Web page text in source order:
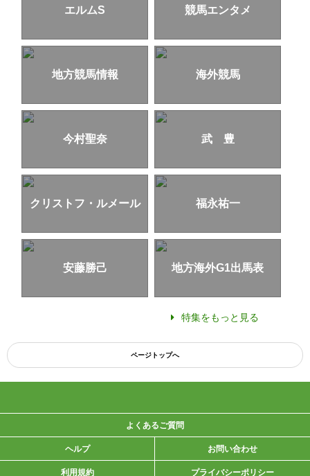
エルムS 競馬エンタメ
地方競馬情報 海外競馬
今村聖奈 武 豊
クリストフ・ルメール 福永祐一
安藤勝己 地方海外G1出馬表
特集をもっと見る
ページトップへ
よくあるご質問
ヘルプ お問い合わせ
利用規約 プライバシーポリシー